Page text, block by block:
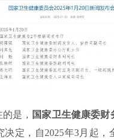
是， 国家卫生健康委财
决定，自2025年3月起，